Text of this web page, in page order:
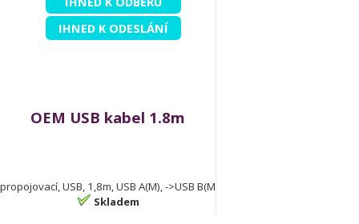
IHNED K ODESLÁNÍ
OEM USB kabel 1.8m
propojovací, USB, 1,8m, USB A(M), ->USB B(M
Skladem